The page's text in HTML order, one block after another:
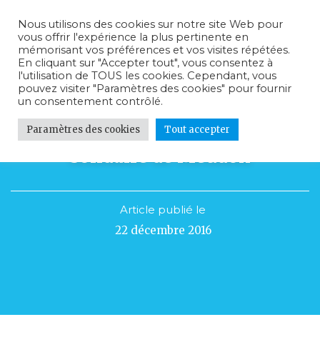
1600€ récoltés au Marché
solidaire de Meudon
Article publié le
22 décembre 2016
Nous utilisons des cookies sur notre site Web pour
vous offrir l'expérience la plus pertinente en
mémorisant vos préférences et vos visites répétées.
En cliquant sur "Accepter tout", vous consentez à
l'utilisation de TOUS les cookies. Cependant, vous
pouvez visiter "Paramètres des cookies" pour fournir
un consentement contrôlé.
Paramètres des cookies Tout accepter